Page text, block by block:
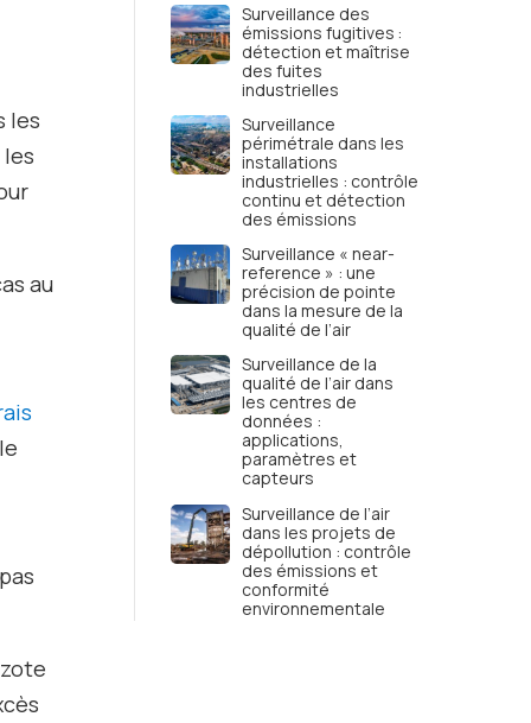
les
au
Surveillance des
émissions fugitives :
détection et maîtrise
des fuites
industrielles
Surveillance
périmétrale dans les
installations
industrielles : contrôle
continu et détection
des émissions
Surveillance « near-
reference » : une
précision de pointe
dans la mesure de la
qualité de l’air
Surveillance de la
qualité de l’air dans
les centres de
données :
applications,
paramètres et
capteurs
Surveillance de l’air
dans les projets de
dépollution : contrôle
des émissions et
conformité
environnementale